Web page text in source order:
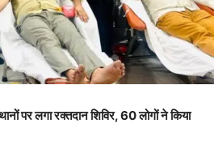
पर लगा रक्तदान शिविर, 60 लोगों ने किया